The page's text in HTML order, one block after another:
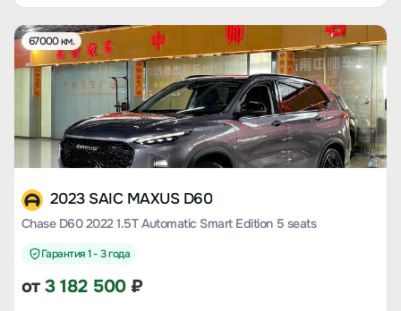
67000 км.
2023 SAIC MAXUS D60
Chase D60 2022 1.5T Automatic Smart Edition 5 seats
Гарантия 1 - 3 года
от3 182 500₽